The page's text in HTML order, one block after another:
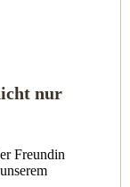
nur
Freundin